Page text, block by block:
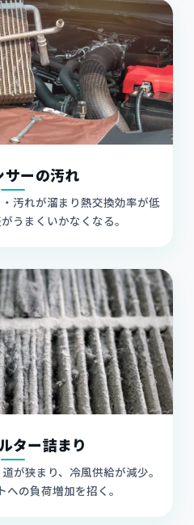
サーの汚れ
汚れが溜まり熱交換効率が低
うまくいかなくなる。
ター詰まり
が狭まり、冷風供給が減少。
への負荷増加を招く。